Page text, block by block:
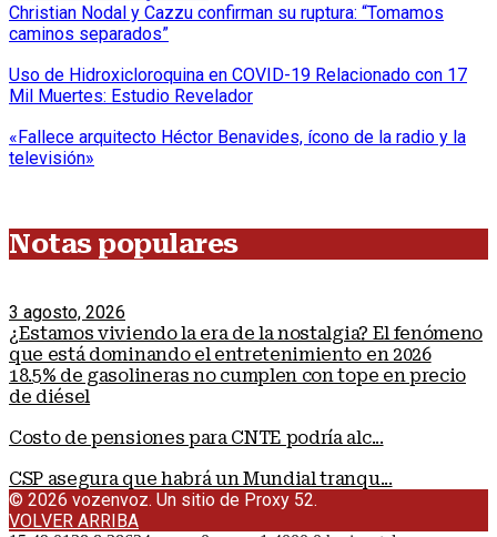
Christian Nodal y Cazzu confirman su ruptura: “Tomamos
caminos separados”
Uso de Hidroxicloroquina en COVID-19 Relacionado con 17
Mil Muertes: Estudio Revelador
«Fallece arquitecto Héctor Benavides, ícono de la radio y la
televisión»
Notas populares
3 agosto, 2026
¿Estamos viviendo la era de la nostalgia? El fenómeno
que está dominando el entretenimiento en 2026
18.5% de gasolineras no cumplen con tope en precio
de diésel
Costo de pensiones para CNTE podría alc...
CSP asegura que habrá un Mundial tranqu...
© 2026 vozenvoz. Un sitio de Proxy 52.
VOLVER ARRIBA